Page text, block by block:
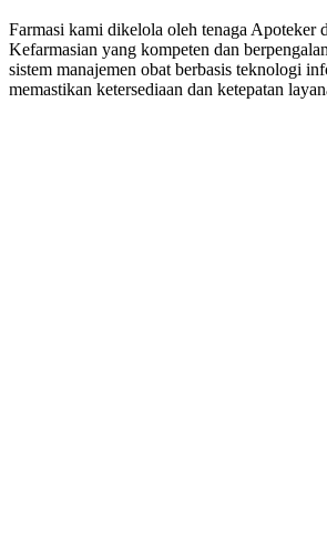
Farmasi kami dikelola oleh tenaga Apoteker
Kefarmasian yang kompeten dan
sistem manajemen obat berbasis teknologi
memastikan ketersediaan dan ketepatan